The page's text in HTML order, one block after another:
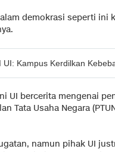
demokrasi seperti ini
UI: Kampus Kerdilkan
UI bercerita mengenai
Tata Usaha Negara
namun pihak UI